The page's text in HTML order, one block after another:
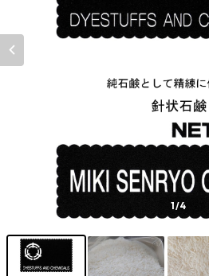
1/4